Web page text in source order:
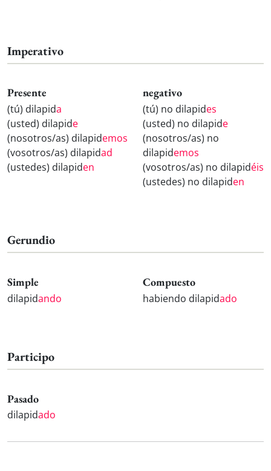
Imperativo
Presente
(tú) dilapida
(usted) dilapide
(nosotros/as) dilapidemos
(vosotros/as) dilapidad
(ustedes) dilapiden
negativo
(tú) no dilapides
(usted) no dilapide
(nosotros/as) no
dilapidemos
(vosotros/as) no dilapidéis
(ustedes) no dilapiden
Gerundio
Simple
dilapidando
Compuesto
habiendo dilapidado
Participo
Pasado
dilapidado